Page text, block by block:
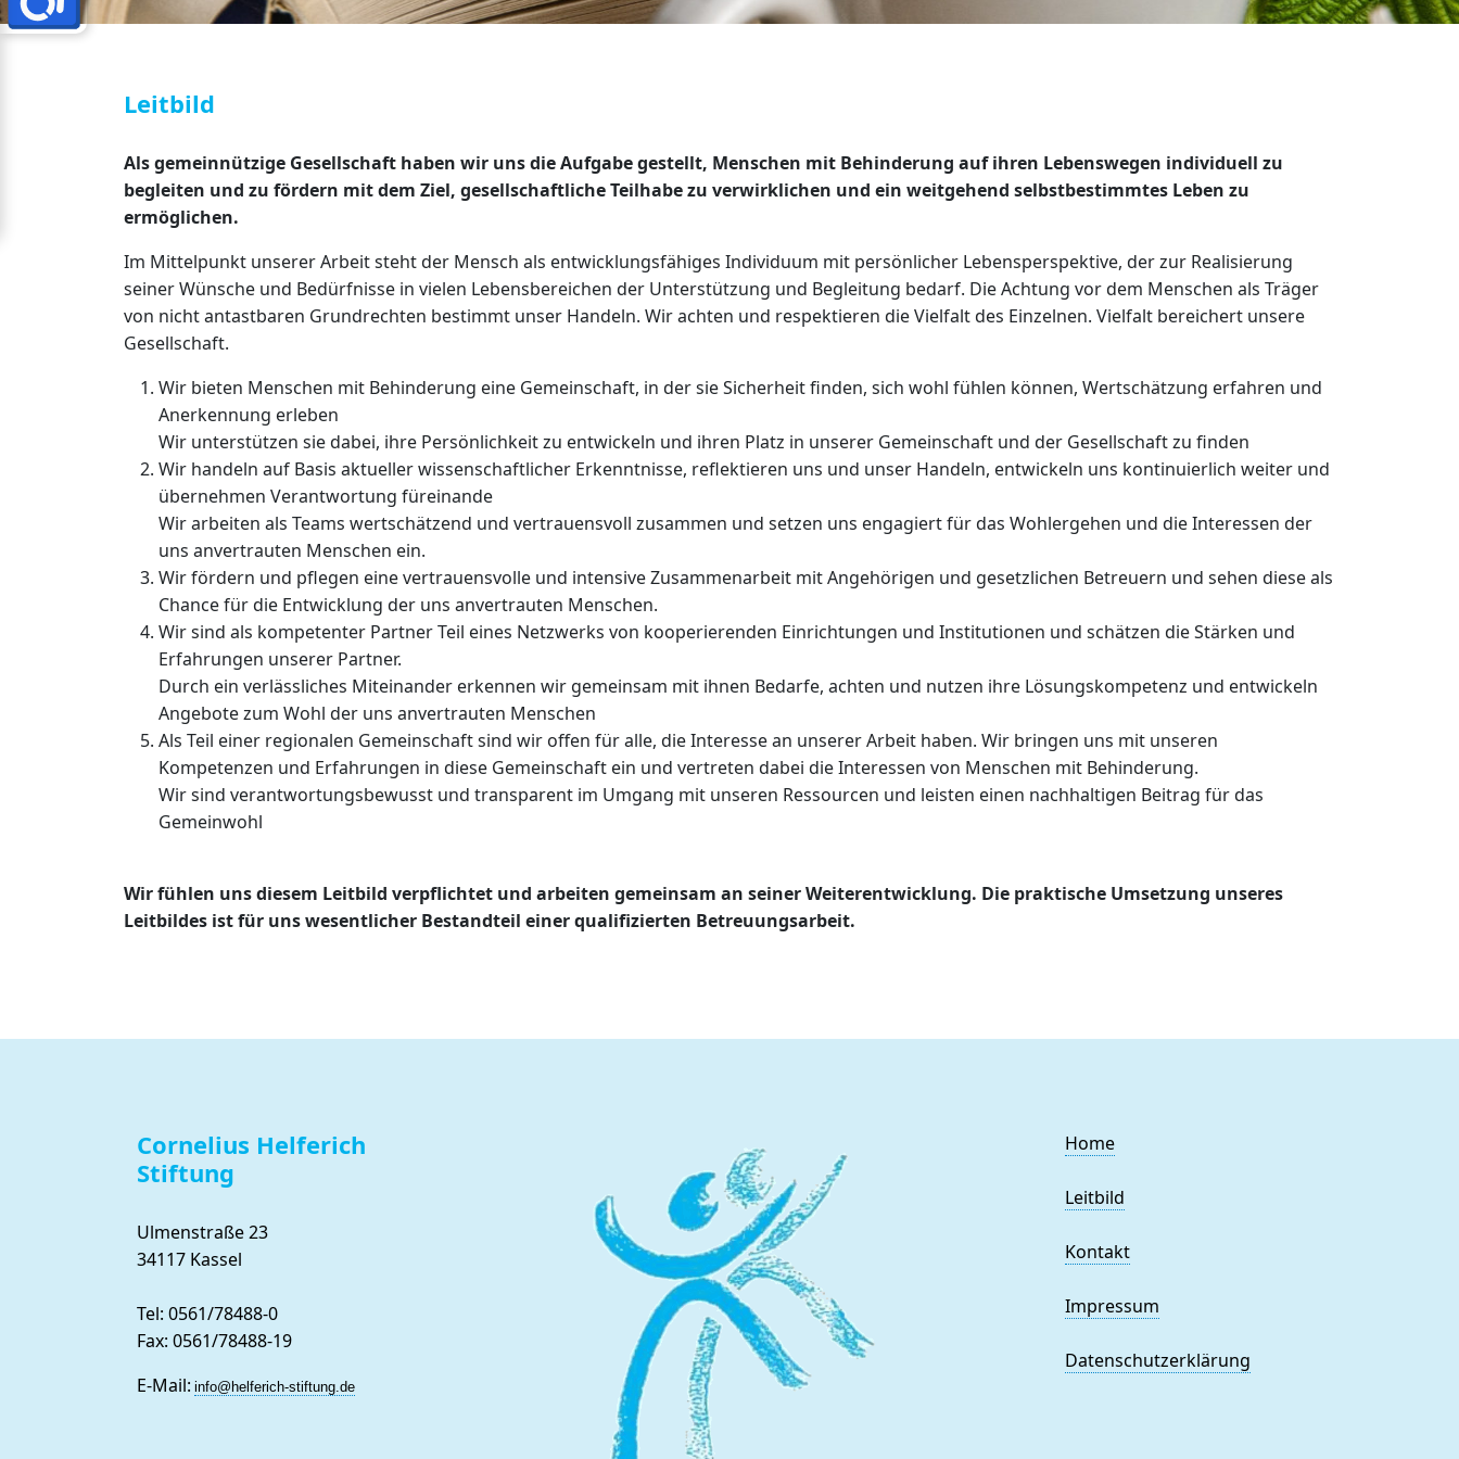
Leitbild
Als gemeinnützige Gesellschaft haben wir uns die Aufgabe gestellt, Menschen mit Behinderung auf ihren Lebenswegen individuell zu
begleiten und zu fördern mit dem Ziel, gesellschaftliche Teilhabe zu verwirklichen und ein weitgehend selbstbestimmtes Leben zu
ermöglichen.
Im Mittelpunkt unserer Arbeit steht der Mensch als entwicklungsfähiges Individuum mit persönlicher Lebensperspektive, der zur Realisierung
seiner Wünsche und Bedürfnisse in vielen Lebensbereichen der Unterstützung und Begleitung bedarf. Die Achtung vor dem Menschen als Träger
von nicht antastbaren Grundrechten bestimmt unser Handeln. Wir achten und respektieren die Vielfalt des Einzelnen. Vielfalt bereichert unsere
Gesellschaft.
Wir bieten Menschen mit Behinderung eine Gemeinschaft, in der sie Sicherheit finden, sich wohl fühlen können, Wertschätzung erfahren und
Anerkennung erleben
Wir unterstützen sie dabei, ihre Persönlichkeit zu entwickeln und ihren Platz in unserer Gemeinschaft und der Gesellschaft zu finden
Wir handeln auf Basis aktueller wissenschaftlicher Erkenntnisse, reflektieren uns und unser Handeln, entwickeln uns kontinuierlich weiter und
übernehmen Verantwortung füreinande
Wir arbeiten als Teams wertschätzend und vertrauensvoll zusammen und setzen uns engagiert für das Wohlergehen und die Interessen der
uns anvertrauten Menschen ein.
Wir fördern und pflegen eine vertrauensvolle und intensive Zusammenarbeit mit Angehörigen und gesetzlichen Betreuern und sehen diese als
Chance für die Entwicklung der uns anvertrauten Menschen.
Wir sind als kompetenter Partner Teil eines Netzwerks von kooperierenden Einrichtungen und Institutionen und schätzen die Stärken und
Erfahrungen unserer Partner.
Durch ein verlässliches Miteinander erkennen wir gemeinsam mit ihnen Bedarfe, achten und nutzen ihre Lösungskompetenz und entwickeln
Angebote zum Wohl der uns anvertrauten Menschen
Als Teil einer regionalen Gemeinschaft sind wir offen für alle, die Interesse an unserer Arbeit haben. Wir bringen uns mit unseren
Kompetenzen und Erfahrungen in diese Gemeinschaft ein und vertreten dabei die Interessen von Menschen mit Behinderung.
Wir sind verantwortungsbewusst und transparent im Umgang mit unseren Ressourcen und leisten einen nachhaltigen Beitrag für das
Gemeinwohl
Wir fühlen uns diesem Leitbild verpflichtet und arbeiten gemeinsam an seiner Weiterentwicklung. Die praktische Umsetzung unseres
Leitbildes ist für uns wesentlicher Bestandteil einer qualifizierten Betreuungsarbeit.
Cornelius Helferich
Stiftung
Ulmenstraße 23
34117 Kassel
Tel: 0561/78488-0
Fax: 0561/78488-19
E-Mail: info@helferich-stiftung.de
Home
Leitbild
Kontakt
Impressum
Datenschutzerklärung